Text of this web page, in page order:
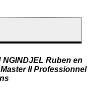
Ruben en
II Professionnel